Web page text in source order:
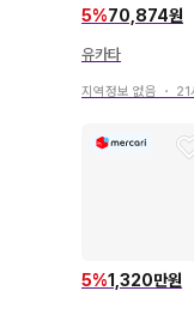
5%70,874원
유카타
지역정보 없음 ・ 21시간
5%1,320만원